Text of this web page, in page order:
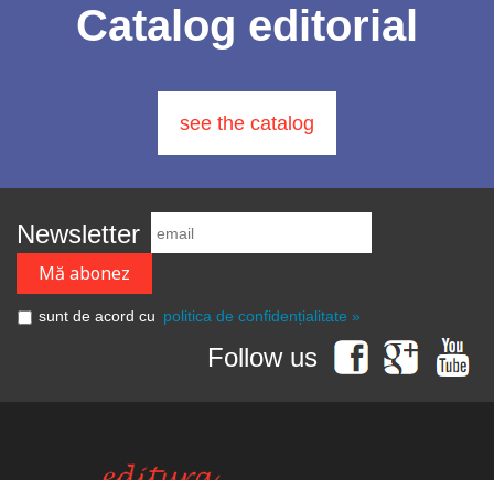
Catalog editorial
see the catalog
Newsletter
sunt de acord cu politica de confidențialitate »
Follow us